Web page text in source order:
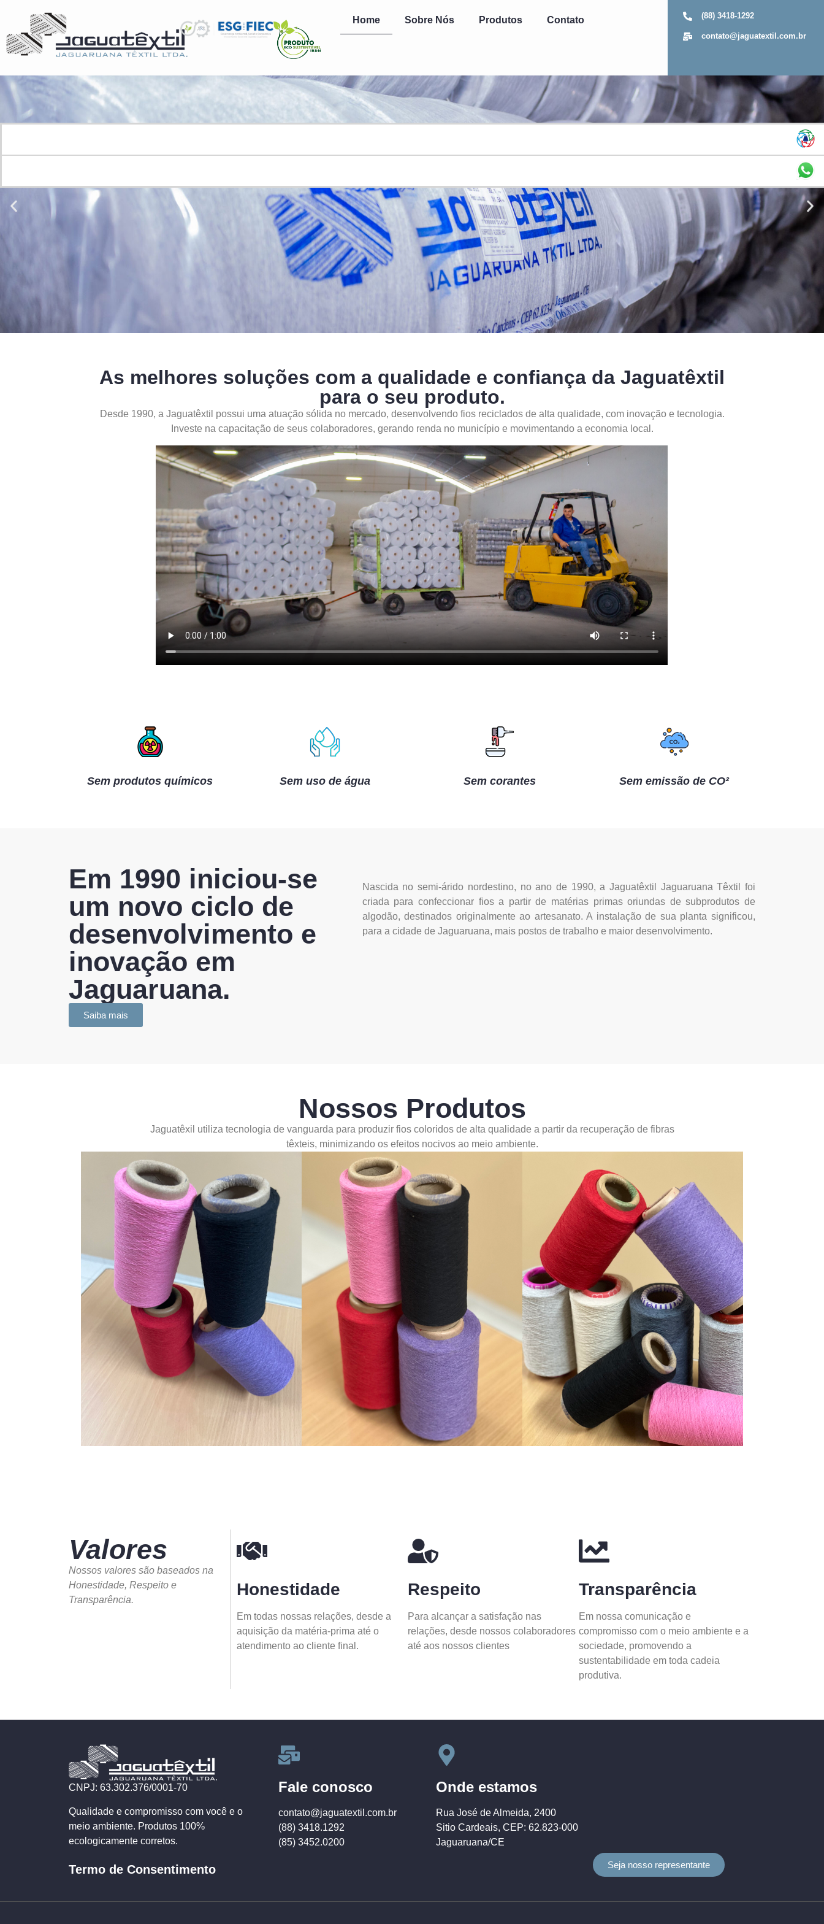
Home Sobre Nós Produtos Contato (88) 3418-1292
contato@jaguatextil.com.br
As melhores soluções com a qualidade e confiança da Jaguatêxtil
para o seu produto.
Desde 1990, a Jaguatêxtil possui uma atuação sólida no mercado, desenvolvendo fios reciclados de alta qualidade, com inovação e tecnologia.
Investe na capacitação de seus colaboradores, gerando renda no município e movimentando a economia local.
Sem produtos químicos Sem uso de água Sem corantes Sem emissão de CO²
Em 1990 iniciou-se
um novo ciclo de
desenvolvimento e
inovação em
Jaguaruana.
Saiba mais
Nascida no semi-árido nordestino, no ano de 1990, a Jaguatêxtil Jaguaruana Têxtil foi
criada para confeccionar fios a partir de matérias primas oriundas de subprodutos de
algodão, destinados originalmente ao artesanato. A instalação de sua planta significou,
para a cidade de Jaguaruana, mais postos de trabalho e maior desenvolvimento.
Nossos Produtos
Jaguatêxil utiliza tecnologia de vanguarda para produzir fios coloridos de alta qualidade a partir da recuperação de fibras
têxteis, minimizando os efeitos nocivos ao meio ambiente.
Valores
Nossos valores são baseados na
Honestidade, Respeito e
Transparência.
Honestidade
Em todas nossas relações, desde a
aquisição da matéria-prima até o
atendimento ao cliente final.
Respeito
Para alcançar a satisfação nas
relações, desde nossos colaboradores
até aos nossos clientes
Transparência
Em nossa comunicação e
compromisso com o meio ambiente e a
sociedade, promovendo a
sustentabilidade em toda cadeia
produtiva.
CNPJ: 63.302.376/0001-70
Qualidade e compromisso com você e o
meio ambiente. Produtos 100%
ecologicamente corretos.
Termo de Consentimento
Fale conosco
contato@jaguatextil.com.br
(88) 3418.1292
(85) 3452.0200
Onde estamos
Rua José de Almeida, 2400
Sitio Cardeais, CEP: 62.823-000
Jaguaruana/CE
Seja nosso representante